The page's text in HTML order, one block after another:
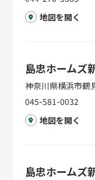
地図を開く
島忠ホームズ
神奈川県横浜市鶴
045-581-0032
地図を開く
島忠ホームズ